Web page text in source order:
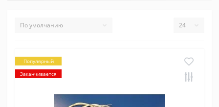
Популярный
Заканчивается